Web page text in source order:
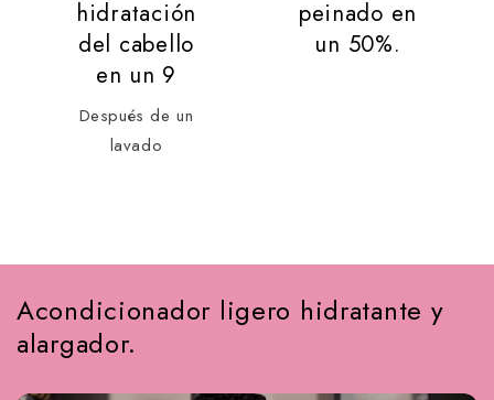
hidratación
del cabello
en un 9
Después de un
lavado
peinado en
un 50%.
Acondicionador ligero hidratante y
alargador.